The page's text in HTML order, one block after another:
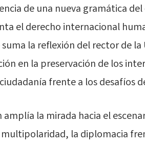
de una nueva gramática
el derecho internacional
la reflexión del rector de la
en la preservación de los
frente a los desafíos
la mirada hacia el
la diplomacia